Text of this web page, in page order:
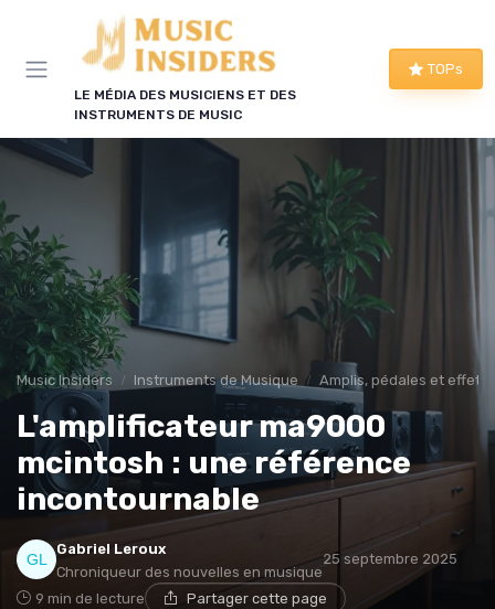
LE MÉDIA DES MUSICIENS ET DES
INSTRUMENTS DE MUSIC
TOPs
Music Insiders Instruments de Musique Amplis, pédales et effets
L'amplificateur ma9000
mcintosh : une référence
incontournable
Gabriel Leroux
Chroniqueur des nouvelles en musique
25 septembre 2025
9 min de lecture Partager cette page
Panneau de gestion des cookies